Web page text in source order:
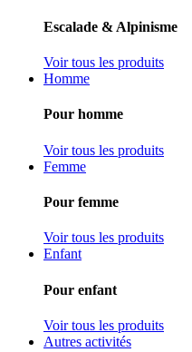
Escalade & Alpinisme
Voir tous les produits
Homme
Pour homme
Voir tous les produits
Femme
Pour femme
Voir tous les produits
Enfant
Pour enfant
Voir tous les produits
Autres activités